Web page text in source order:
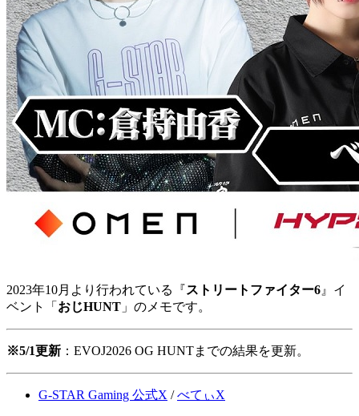
2023年10月より行われている『ストリートファイター6 』イ
ベント「 おじHUNT 」のメモです。
※5/1更新 ：EVOJ2026 OG HUNTまでの結果を更新。
G-STAR Gaming 公式X /べてぃX